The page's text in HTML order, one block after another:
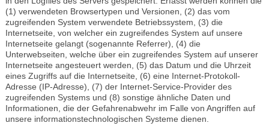
(1) verwendeten Browsertypen und Versionen, (2) das vom
zugreifenden System verwendete Betriebssystem, (3) die
Internetseite, von welcher ein zugreifendes System auf unsere
Internetseite gelangt (sogenannte Referrer), (4) die
Unterwebseiten, welche über ein zugreifendes System auf unserer
Internetseite angesteuert werden, (5) das Datum und die Uhrzeit
eines Zugriffs auf die Internetseite, (6) eine Internet-Protokoll-
Adresse (IP-Adresse), (7) der Internet-Service-Provider des
zugreifenden Systems und (8) sonstige ähnliche Daten und
Informationen, die der Gefahrenabwehr im Falle von Angriffen auf
unsere informationstechnologischen Systeme dienen.